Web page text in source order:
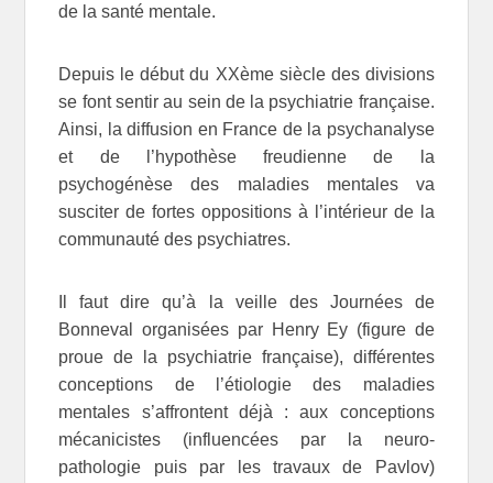
de la santé mentale.
Depuis le début du XXème siècle des divisions
se font sentir au sein de la psychiatrie française.
Ainsi, la diffusion en France de la psychanalyse
et de l’hypothèse freudienne de la
psychogénèse des maladies mentales va
susciter de fortes oppositions à l’intérieur de la
communauté des psychiatres.
Il faut dire qu’à la veille des Journées de
Bonneval organisées par Henry Ey (figure de
proue de la psychiatrie française), différentes
conceptions de l’étiologie des maladies
mentales s’affrontent déjà : aux conceptions
mécanicistes (influencées par la neuro-
pathologie puis par les travaux de Pavlov)